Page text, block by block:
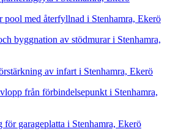
pool med återfyllnad i Stenhamra, Ekerö
byggnation av stödmurar i Stenhamra,
av infart i Stenhamra, Ekerö
från förbindelsepunkt i Stenhamra,
för garageplatta i Stenhamra, Ekerö